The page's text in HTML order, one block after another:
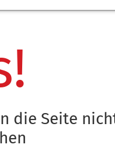
die Seite